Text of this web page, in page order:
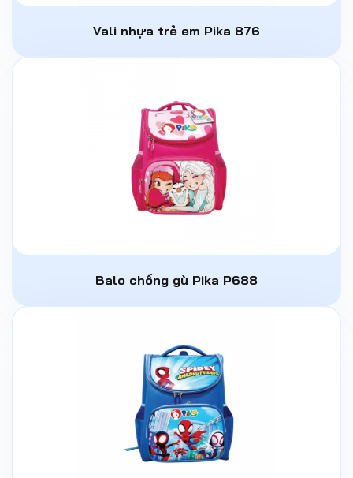
Vali nhựa trẻ em Pika 876
Balo chống gù Pika P688